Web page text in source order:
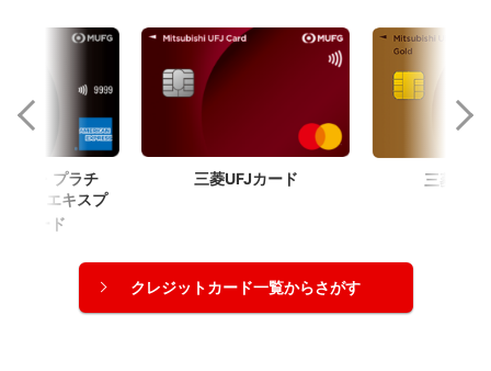
ード・プラチ
ン・エキスプ
・カード
三菱UFJカード
三菱UFJ
クレジットカード一覧からさがす